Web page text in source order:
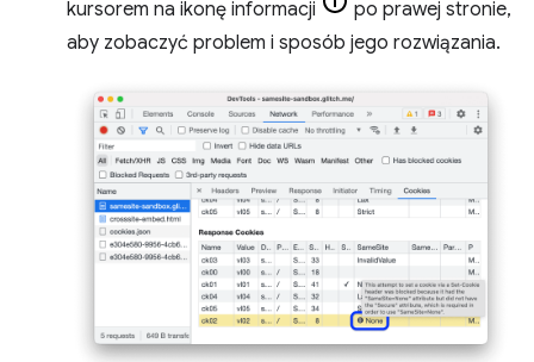
kursorem na ikonę informacji
po prawej stronie,
aby zobaczyć problem i sposób jego rozwiązania.